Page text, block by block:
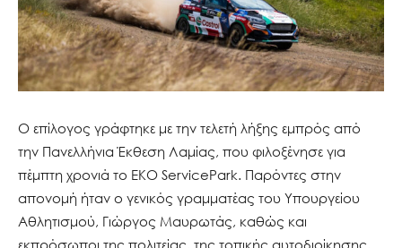
Ο επίλογος γράφτηκε με την τελετή λήξης εμπρός από
την Πανελλήνια Έκθεση Λαμίας, που φιλοξένησε για
πέμπτη χρονιά το ΕΚΟ ServicePark. Παρόντες στην
απονομή ήταν ο γενικός γραμματέας του Υπουργείου
Αθλητισμού, Γιώργος Μαυρωτάς, καθώς και
εκπρόσωποι της πολιτείας, της τοπικής αυτοδιοίκησης,